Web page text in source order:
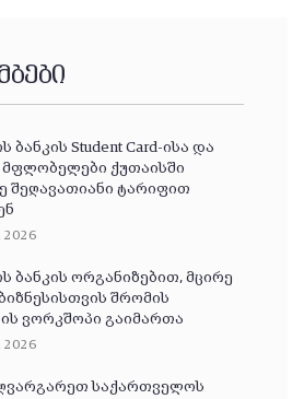
Student Card-ისა და
მფლობელები ქუთაისში
შეღავათიანი ტარიფით
2026
ბანკის ორგანიზებით, მცირე
შრომის
ვორკშოპი გაიმართა
2026
საქართველოს